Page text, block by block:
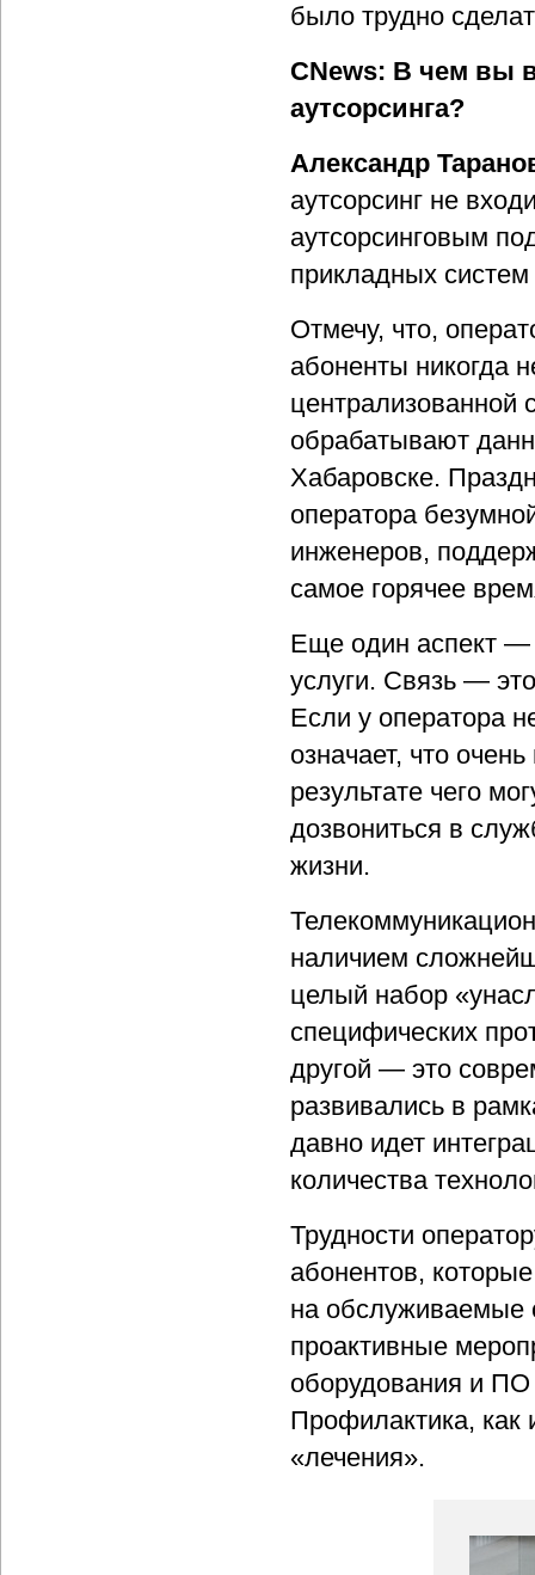
было трудно
CNews: В чем вы
аутсорсинга?
Александр
аутсорсинг не
аутсорсинговым
прикладных
Отмечу, что,
абоненты никогда
централизованной
обрабатывают
Хабаровске.
оператора
инженеров,
самое горячее
Еще один аспект —
услуги. Связь —
Если у оператора
означает, что
результате чего
дозвониться в
жизни.
наличием
целый набор
специфических
другой — это
развивались в
давно идет
количества
Трудности
абонентов,
на обслуживаемые
проактивные
оборудования и
Профилактика, как
«лечения».